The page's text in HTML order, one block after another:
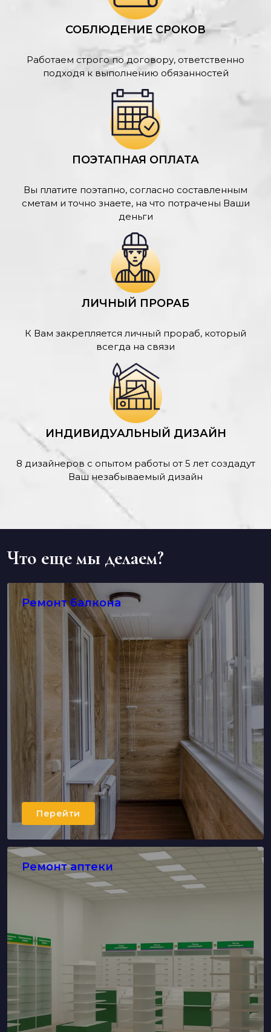
СОБЛЮДЕНИЕ СРОКОВ
Работаем строго по договору, ответственно
подходя к выполнению обязанностей
ПОЭТАПНАЯ ОПЛАТА
Вы платите поэтапно, согласно составленным
сметам и точно знаете, на что потрачены Ваши
деньги
ЛИЧНЫЙ ПРОРАБ
К Вам закрепляется личный прораб, который
всегда на связи
ИНДИВИДУАЛЬНЫЙ ДИЗАЙН
8 дизайнеров с опытом работы от 5 лет создадут
Ваш незабываемый дизайн
Что еще мы делаем?
Ремонт балкона
Перейти
Ремонт аптеки